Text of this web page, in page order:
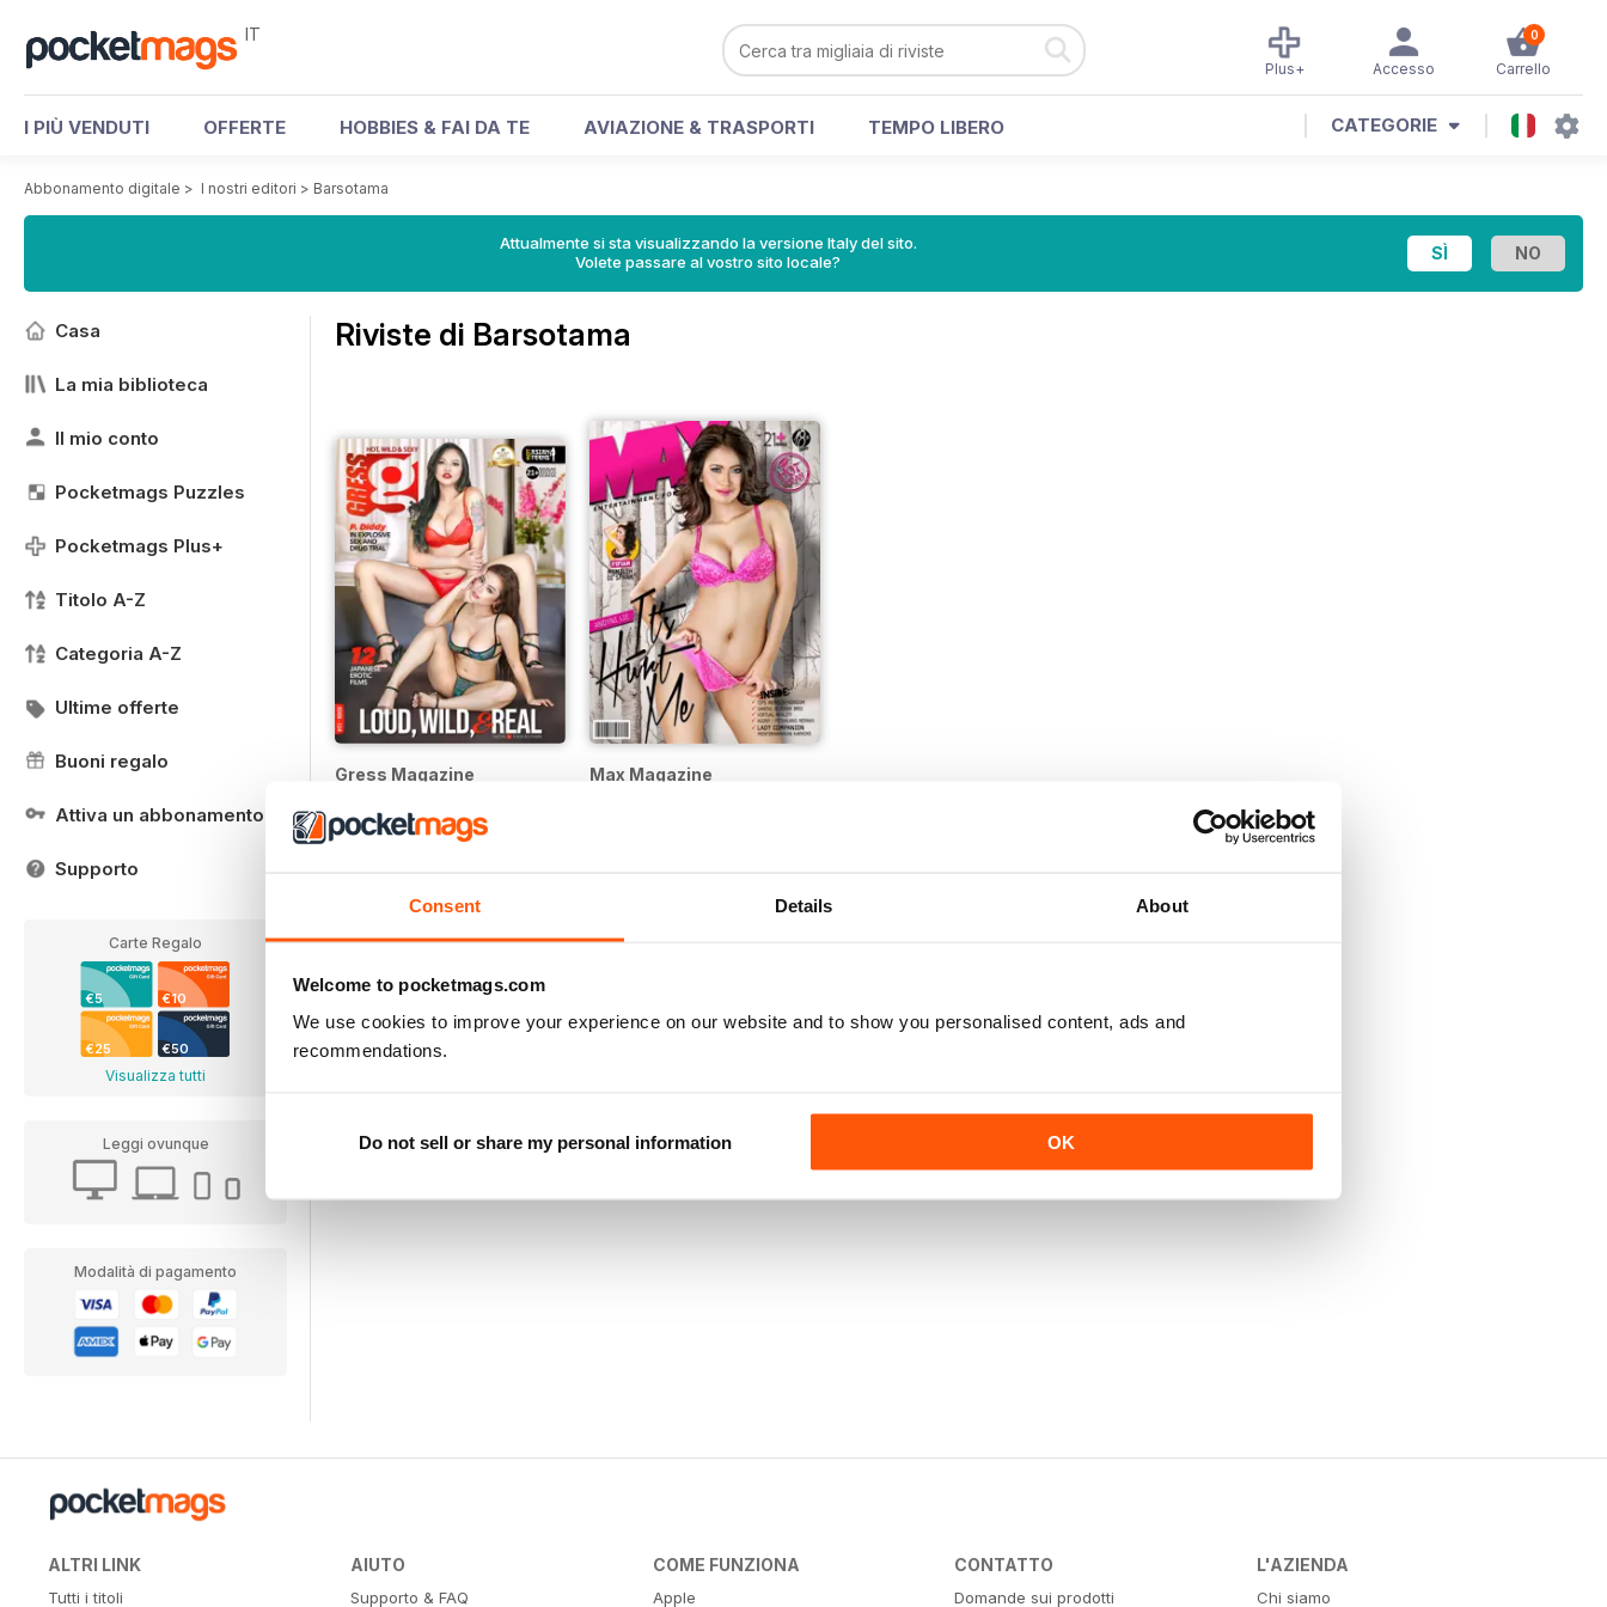
Consent Details About
Welcome to pocketmags.com
We use cookies to improve your experience on our website and to show you personalised content, ads and
recommendations.
Do not sell or share my personal information OK
IT 0
Carrello
Accesso
Plus+
I PIÙ VENDUTI OFFERTE HOBBIES & FAI DA TE AVIAZIONE & TRASPORTI TEMPO LIBERO CATEGORIE
Abbonamento digitale > I nostri editori > Barsotama
Attualmente si sta visualizzando la versione Italy del sito.
Volete passare al vostro sito locale?
Casa
La mia biblioteca
Il mio conto
Pocketmags Puzzles
Pocketmags Plus+
Titolo A-Z
Categoria A-Z
Ultime offerte
Buoni regalo
Attiva un abbonamento
Supporto
Carte Regalo
€5 €10
€25 €50
Visualizza tutti
Leggi ovunque
Modalità di pagamento
Riviste di Barsotama
Gress Magazine
12 months per
€83.76Risparmiare49%
Max Magazine
ALTRI LINK
Tutti i titoli
AIUTO
Supporto & FAQ
COME FUNZIONA
Apple
CONTATTO
Domande sui prodotti
L'AZIENDA
Chi siamo